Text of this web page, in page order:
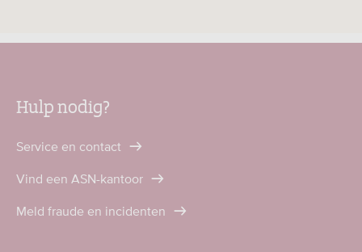
Hulp nodig?
Service en contact
Vind een ASN-kantoor
Meld fraude en incidenten